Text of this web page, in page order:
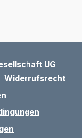
UG
Widerrufsrecht